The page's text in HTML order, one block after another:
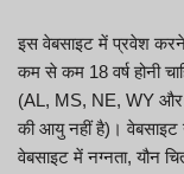
इस वेबसाइट में प्रवेश
कम से कम 18 वर्ष होनी
(AL, MS, NE, WY और
की आयु नहीं है)। वेबसाइट
वेबसाइट में नग्नता, यौन